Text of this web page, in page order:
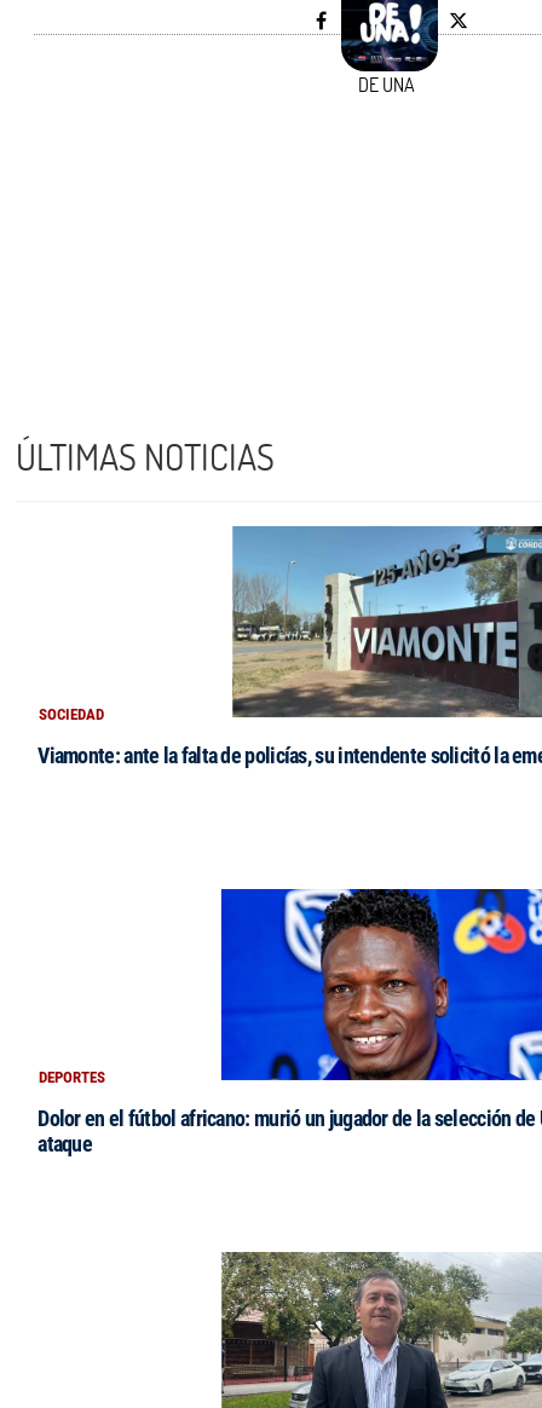
DE UNA
ÚLTIMAS NOTICIAS
SOCIEDAD
Viamonte: ante la falta de policías, su intendente solicitó la
DEPORTES
Dolor en el fútbol africano: murió un jugador de la selección
ataque